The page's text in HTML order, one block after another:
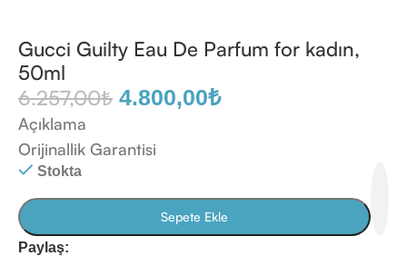
Gucci Guilty Eau De Parfum for kadın,
50ml
6.257,00₺ 4.800,00₺
Açıklama
Orijinallik Garantisi
Stokta
Sepete Ekle
Paylaş: